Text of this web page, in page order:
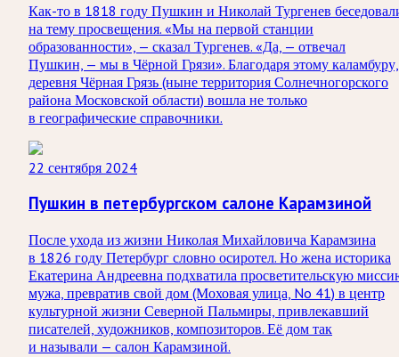
Как-то в 1818 году Пушкин и Николай Тургенев
на тему просвещения. «Мы на первой станции
образованности», — сказал Тургенев. «Да, — отвечал
Пушкин, — мы в Чёрной Грязи». Благодаря этому каламбуру,
деревня Чёрная Грязь (ныне территория Солнечногорского
района Московской области) вошла не только
в географические справочники.
22 сентября 2024
Пушкин в петербургском салоне Карамзиной
После ухода из жизни Николая Михайловича Карамзина
в 1826 году Петербург словно осиротел. Но жена историка
Екатерина Андреевна подхватила просветительскую
мужа, превратив свой дом (Моховая улица, No 41) в центр
культурной жизни Северной Пальмиры, привлекавший
писателей, художников, композиторов. Её дом так
и называли — салон Карамзиной.